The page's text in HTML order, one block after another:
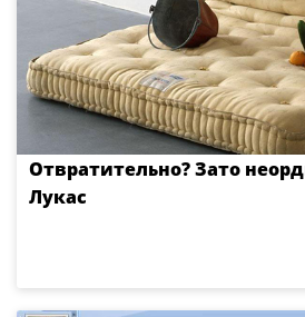
Отвратительно? Зато
Лукас